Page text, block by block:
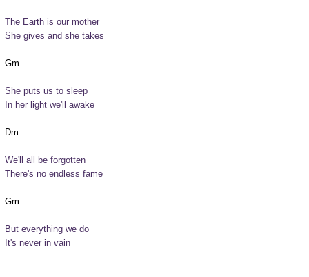
The Earth is our mother
She gives and she takes
She puts us to sleep
In her light we'll awake
We'll all be forgotten
There's no endless fame
But everything we do
It's never in vain